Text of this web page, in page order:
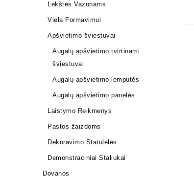
Lėkštės Vazonams
Viela Formavimui
Apšvietimo šviestuvai
Augalų apšvietimo tvirtinami
šviestuvai
Augalų apšvietimo lemputės
Augalų apšvietimo panelės
Laistymo Reikmenys
Pastos žaizdoms
Dekoravimo Statulėlės
Demonstraciniai Staliukai
Dovanos